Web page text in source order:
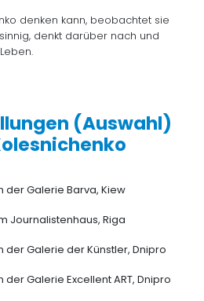
denken kann, beobachtet sie
denkt darüber nach und
(Auswahl)
der Galerie Barva, Kiew
Journalistenhaus, Riga
der Galerie der Künstler, Dnipro
der Galerie Excellent ART, Dnipro